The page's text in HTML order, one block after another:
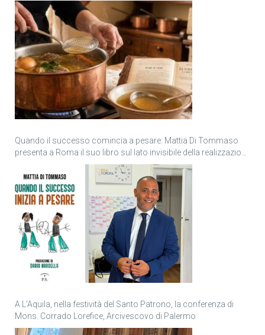
Quando il successo comincia a pesare: Mattia Di Tommaso
presenta a Roma il suo libro sul lato invisibile della realizzazione
A L’Aquila, nella festività del Santo Patrono, la conferenza di
Mons. Corrado Lorefice, Arcivescovo di Palermo